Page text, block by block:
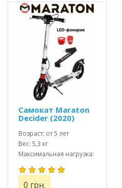
Самокат Maraton
Decider (2020)
белый + LED
фонарик
Возраст: от 5 лет
Вес: 5,3 кг
Максимальная нагрузка:
до 100 кг
0 грн.